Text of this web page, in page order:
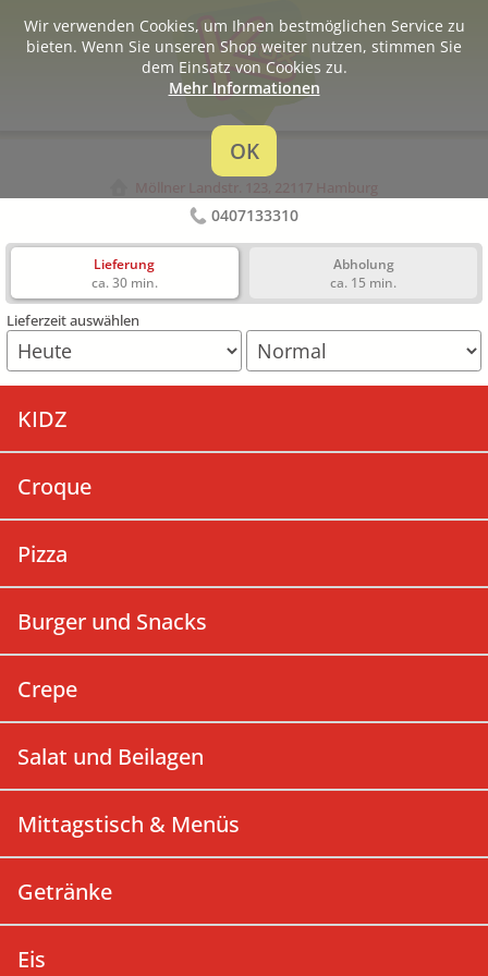
Krox
0407133310
Lieferung
ca. 30 min.
Abholung
ca. 15 min.
Lieferzeit auswählen
KIDZ
Croque
Pizza
Burger und Snacks
Crepe
Salat und Beilagen
Mittagstisch & Menüs
Getränke
Eis
Wir verwenden Cookies, um Ihnen bestmöglichen Service zu
bieten. Wenn Sie unseren Shop weiter nutzen, stimmen Sie
dem Einsatz von Cookies zu.
Mehr Informationen
OK